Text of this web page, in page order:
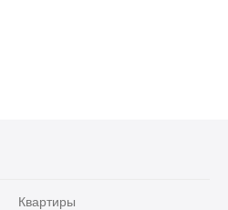
Квартиры